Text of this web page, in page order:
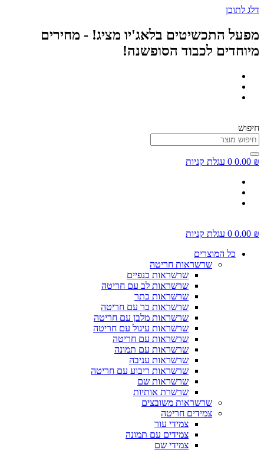
דלג לתוכן
מפעל התכשיטים בלאג'יו מציג! - מחירים
מיוחדים לכבוד הסופשנה!
חיפוש
0.00 ₪
0 עגלת קניות
0.00 ₪
0 עגלת קניות
כל המוצרים
שרשראות חריטה
שרשראות כנפיים
שרשראות לב עם חריטה
שרשראות כתר
שרשראות בר עם חריטה
שרשראות מלבן עם חריטה
שרשראות עיגול עם חריטה
שרשראות עם חריטה
שרשראות עם תמונה
שרשראות עניבה
שרשראות ריבוע עם חריטה
שרשראות שם
שרשרת אותיות
שרשראות משובצים
צמידים חריטה
צמידי עור
צמידים עם תמונה
צמידי שם